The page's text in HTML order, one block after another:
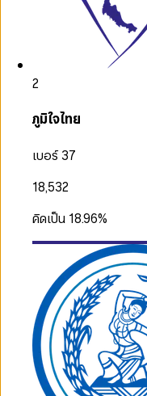
2
ภูมิใจไทย
เบอร์ 37
18,532
คิดเป็น 18.96%